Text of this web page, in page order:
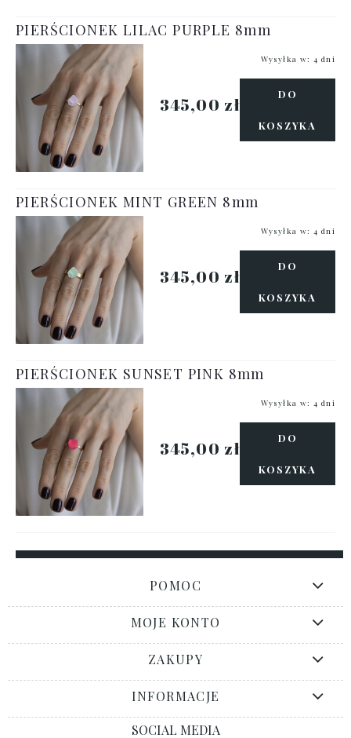
PIERŚCIONEK LILAC PURPLE 8mm
Wysyłka w: 4 dni
345,00 zł
DO
KOSZYKA
PIERŚCIONEK MINT GREEN 8mm
Wysyłka w: 4 dni
345,00 zł
DO
KOSZYKA
PIERŚCIONEK SUNSET PINK 8mm
Wysyłka w: 4 dni
345,00 zł
DO
KOSZYKA
POMOC
MOJE KONTO
ZAKUPY
INFORMACJE
SOCIAL MEDIA